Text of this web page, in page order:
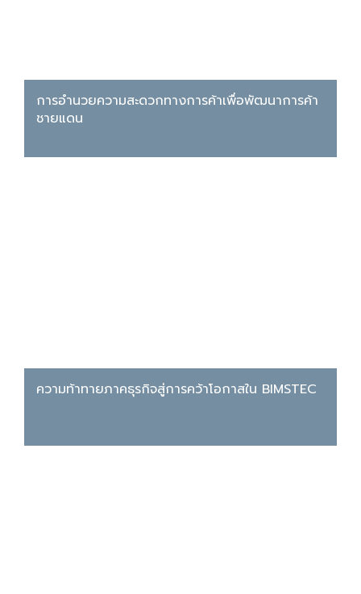
การอำนวยความสะดวกทางการค้าเพื่อพัฒนาการค้า
ชายแดน
ความท้าทายภาคธุรกิจสู่การคว้าโอกาสใน BIMSTEC